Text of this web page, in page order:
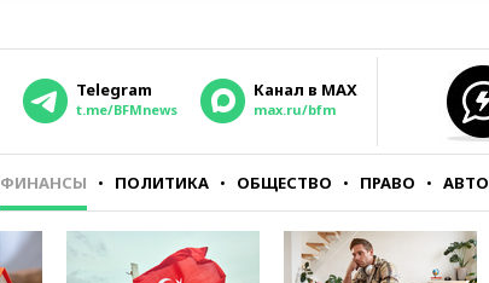
Telegram
t.me/BFMnews
Канал в MAX
max.ru/bfm
ФИНАНСЫ ПОЛИТИКА ОБЩЕСТВО ПРАВО АВТО